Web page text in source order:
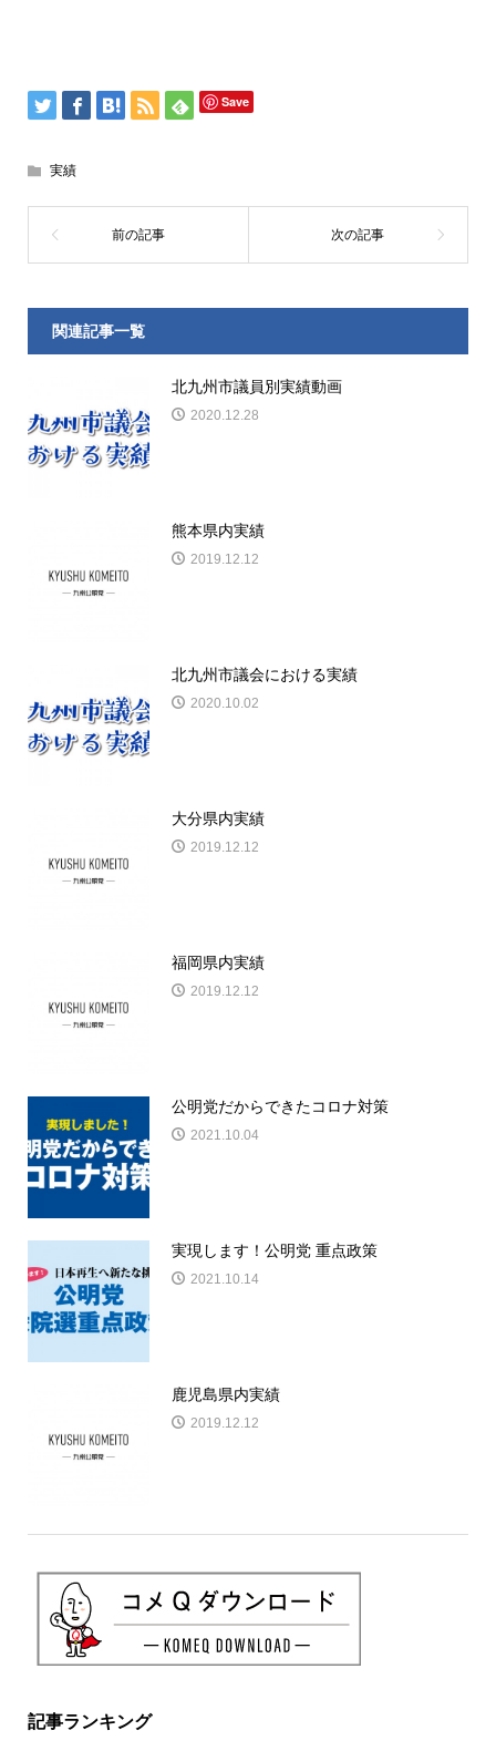
Save
実績
関連記事一覧
北九州市議員別実績動画
2020.12.28
熊本県内実績
2019.12.12
北九州市議会における実績
2020.10.02
大分県内実績
2019.12.12
福岡県内実績
2019.12.12
公明党だからできたコロナ対策
2021.10.04
実現します！公明党 重点政策
2021.10.14
鹿児島県内実績
2019.12.12
記事ランキング